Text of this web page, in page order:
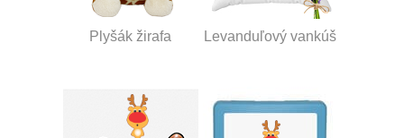
Plyšák žirafa Levanduľový vankúš